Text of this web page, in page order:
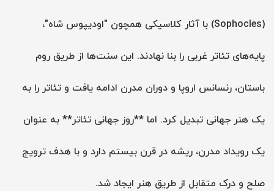
(Sophocles) با آثار کلاسیکی همچون "اودیپوس شاه"،
پایه‌های تئاتر غربی را بنا نهادند. این سنت‌ها از طریق روم
باستان، رنسانس اروپا و دوران مدرن ادامه یافت و تئاتر را به
یک هنر جهانی تبدیل کرد. اما **روز جهانی تئاتر** به عنوان
یک رویداد مدرن، ریشه در قرن بیستم دارد و با هدف ترویج
صلح و درک متقابل از طریق هنر ایجاد شد.